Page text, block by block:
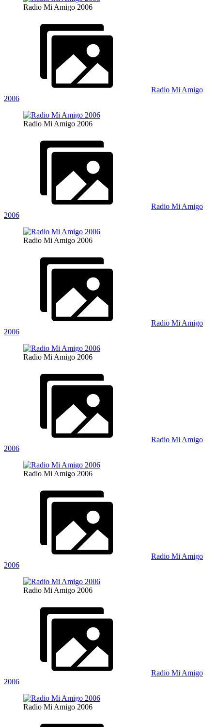
Radio Mi Amigo 2006
Radio Mi Amigo
2006
Radio Mi Amigo 2006
Radio Mi Amigo
2006
Radio Mi Amigo 2006
Radio Mi Amigo
2006
Radio Mi Amigo 2006
Radio Mi Amigo
2006
Radio Mi Amigo 2006
Radio Mi Amigo
2006
Radio Mi Amigo 2006
Radio Mi Amigo
2006
Radio Mi Amigo 2006